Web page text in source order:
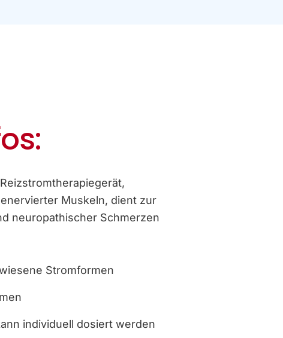
Muskeln, dient zur
neuropathischer Schmerzen
Stromformen
individuell dosiert werden